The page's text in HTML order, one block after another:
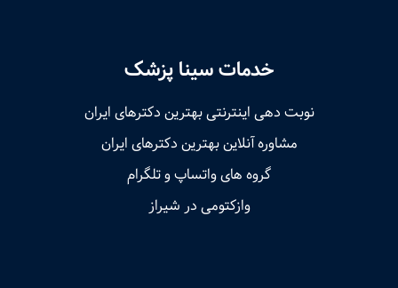
خدمات سینا پزشک
نوبت‌ دهی اینترنتی بهترین دکترهای ایران
مشاوره آنلاین بهترین دکترهای ایران
گروه های واتساپ و تلگرام
وازکتومی در شیراز